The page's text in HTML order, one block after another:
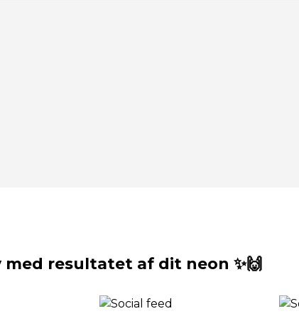
resultatet af dit neon ✨🙌